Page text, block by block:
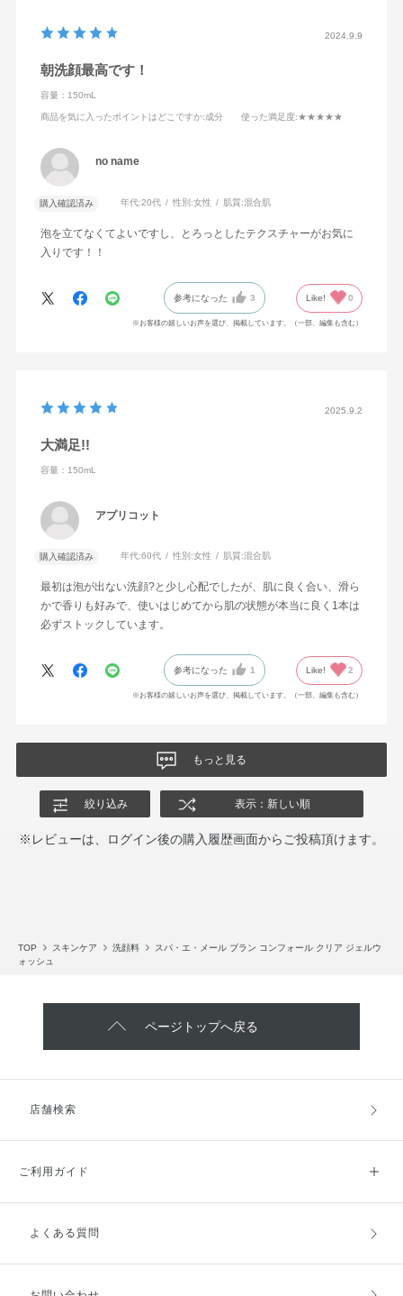
2024.9.9
朝洗顔最高です！
容量：150mL
商品を気に入ったポイントはどこですか:成分 使った満足度:★★★★★
no name
購入確認済み 年代:20代 性別:女性 肌質:混合肌
泡を立てなくてよいですし、とろっとしたテクスチャーがお気に
入りです！！
参考になった 3 Like! 0
※お客様の嬉しいお声を選び、掲載しています。（一部、編集も含む）
2025.9.2
大満足!!
容量：150mL
アプリコット
購入確認済み 年代:60代 性別:女性 肌質:混合肌
最初は泡が出ない洗顔?と少し心配でしたが、肌に良く合い、滑ら
かで香りも好みで、使いはじめてから肌の状態が本当に良く1本は
必ずストックしています。
参考になった 1 Like! 2
※お客様の嬉しいお声を選び、掲載しています。（一部、編集も含む）
もっと見る
絞り込み 表示：新しい順
※レビューは、ログイン後の購入履歴画面からご投稿頂けます。
TOP スキンケア 洗顔料
スパ・エ・メール ブラン コンフォール クリア ジェルウ
ォッシュ
ページトップへ戻る
店舗検索
ご利用ガイド
ご利用ガイドトップ
よくある質問